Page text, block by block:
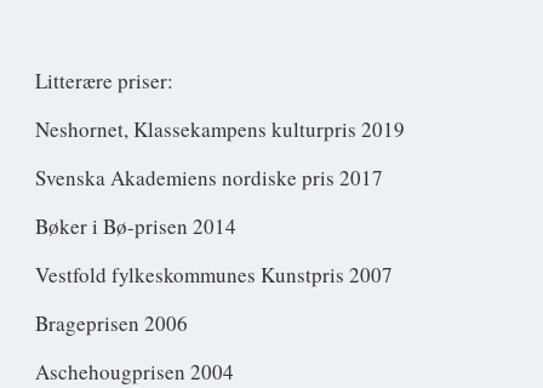
Litterære priser:
Neshornet, Klassekampens kulturpris 2019
Svenska Akademiens nordiske pris 2017
Bøker i Bø-prisen 2014
Vestfold fylkeskommunes Kunstpris 2007
Brageprisen 2006
Aschehougprisen 2004